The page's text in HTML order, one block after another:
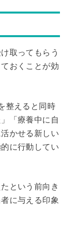
取ってもらう
おくことが効
整えると同時
「療養中に自
かせる新しい
に行動してい
という前向き
に与える印象